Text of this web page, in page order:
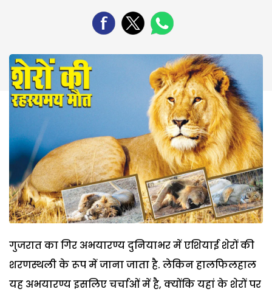
गुजरात का गिर अभयारण्य दुनियाभर में एशियाई शेरों की
शरणस्थली के रूप में जाना जाता है. लेकिन हालफिलहाल
यह अभयारण्य इसलिए चर्चाओं में है, क्योंकि यहां के शेरों पर